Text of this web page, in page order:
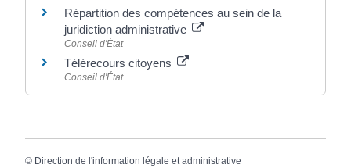
Répartition des compétences au sein de la
juridiction administrative
Conseil d'État
Télérecours citoyens
Conseil d'État
© Direction de l'information légale et administrative